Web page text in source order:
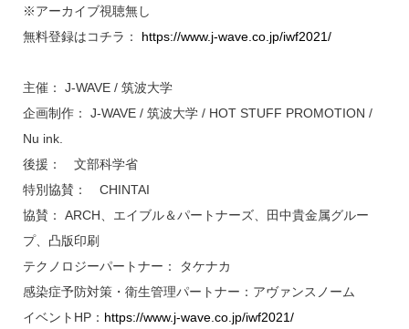
※アーカイブ視聴無し
無料登録はコチラ： https://www.j-wave.co.jp/iwf2021/
主催： J-WAVE / 筑波大学
企画制作： J-WAVE / 筑波大学 / HOT STUFF PROMOTION /
Nu ink.
後援： 文部科学省
特別協賛： CHINTAI
協賛： ARCH、エイブル＆パートナーズ、田中貴金属グルー
プ、凸版印刷
テクノロジーパートナー： タケナカ
感染症予防対策・衛生管理パートナー：アヴァンスノーム
イベントHP： https://www.j-wave.co.jp/iwf2021/